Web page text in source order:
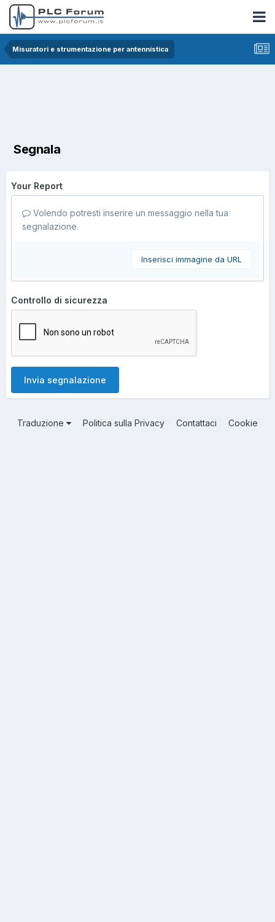
Misuratori e strumentazione per antennistica
Segnala
Your Report
Volendo potresti inserire un messaggio nella tua
segnalazione.
Inserisci immagine da URL
Controllo di sicurezza
Invia segnalazione
Traduzione Politica sulla Privacy Contattaci Cookie